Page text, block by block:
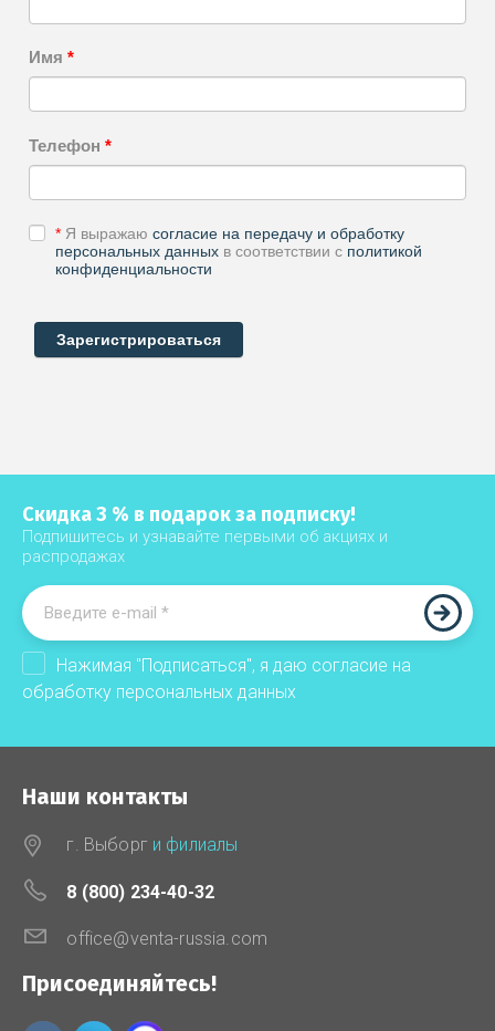
Имя *
Телефон *
*Я выражаю согласие на передачу и обработку
персональных данныхв соответствии с политикой
конфиденциальности
Скидка 3 % в подарок за подписку!
Подпишитесь и узнавайте первыми об акциях и
распродажах
Нажимая "Подписаться", я даю согласие на
обработку персональных данных
Наши контакты
г. Выборг и филиалы
8 (800) 234-40-32
office@venta-russia.com
Присоединяйтесь!